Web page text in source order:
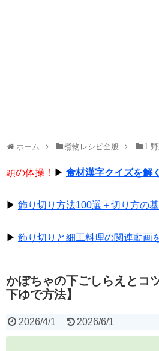
ホーム 煮物レシピ全般 1.
頭の体操！ ▶ 食材漢字クイズを解く
▶ 飾り切り方法100選＋切り方の
▶ 飾り切りと細工料理の関連動画
かぼちゃの下ごしらえとコ
下ゆで方法】
2026/4/1 2026/6/1